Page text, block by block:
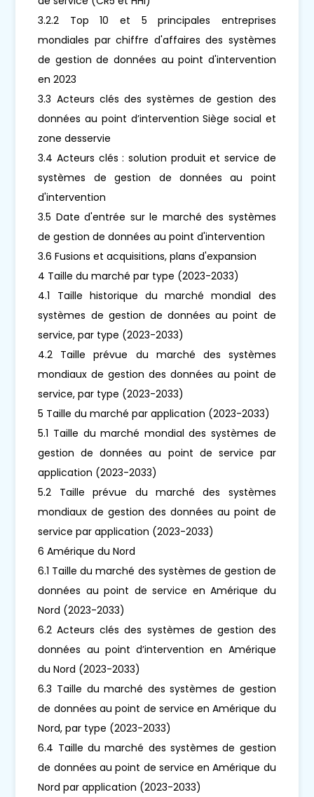
3.2.2 Top 10 et 5 principales entreprises
mondiales par chiffre d'affaires des systèmes
de gestion de données au point d'intervention
en 2023
3.3 Acteurs clés des systèmes de gestion des
données au point d’intervention Siège social et
zone desservie
3.4 Acteurs clés : solution produit et service de
systèmes de gestion de données au point
d'intervention
3.5 Date d'entrée sur le marché des systèmes
de gestion de données au point d'intervention
3.6 Fusions et acquisitions, plans d'expansion
4 Taille du marché par type (2023-2033)
4.1 Taille historique du marché mondial des
systèmes de gestion de données au point de
service, par type (2023-2033)
4.2 Taille prévue du marché des systèmes
mondiaux de gestion des données au point de
service, par type (2023-2033)
5 Taille du marché par application (2023-2033)
5.1 Taille du marché mondial des systèmes de
gestion de données au point de service par
application (2023-2033)
5.2 Taille prévue du marché des systèmes
mondiaux de gestion des données au point de
service par application (2023-2033)
6 Amérique du Nord
6.1 Taille du marché des systèmes de gestion de
données au point de service en Amérique du
Nord (2023-2033)
6.2 Acteurs clés des systèmes de gestion des
données au point d’intervention en Amérique
du Nord (2023-2033)
6.3 Taille du marché des systèmes de gestion
de données au point de service en Amérique du
Nord, par type (2023-2033)
6.4 Taille du marché des systèmes de gestion
de données au point de service en Amérique du
Nord par application (2023-2033)